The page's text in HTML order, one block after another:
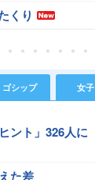
くり
ゴシップ 女子
ント」326人に
た差